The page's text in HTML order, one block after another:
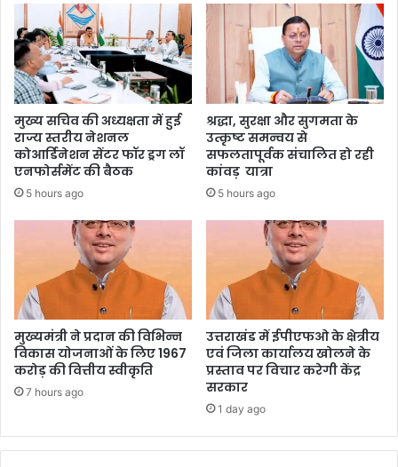
मुख्य सचिव की अध्यक्षता में हुई
राज्य स्तरीय नेशनल
कोआर्डिनेशन सेंटर फॉर ड्रग लॉ
एनफोर्समेंट की बैठक
5 hours ago
श्रद्धा, सुरक्षा और सुगमता के
उत्कृष्ट समन्वय से
सफलतापूर्वक संचालित हो रही
कांवड़ यात्रा
5 hours ago
मुख्यमंत्री ने प्रदान की विभिन्न
विकास योजनाओं के लिए 1967
करोड़ की वित्तीय स्वीकृति
7 hours ago
उत्तराखंड में ईपीएफओ के क्षेत्रीय
एवं जिला कार्यालय खोलने के
प्रस्ताव पर विचार करेगी केंद्र
सरकार
1 day ago